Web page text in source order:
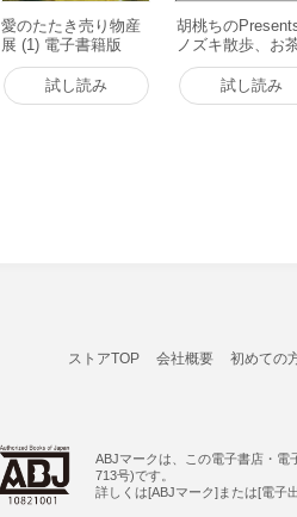
愛のたたき売り物産
展 (1) 電子書籍版
試し読み
胡桃ちの
ノズキ散歩、お
てゆるり 電子書
試し読み
ストアTOP 会社概要 初めての
ABJマークは、この電子書店・電
713号)です。
詳しくは[ABJマーク]または[電子